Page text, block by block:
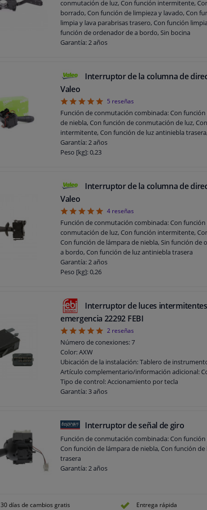
conmutación de luz, Con función intermitente,
borrado, Con función de limpieza y lavado, Con
limpia y lava parabrisas trasero, Con función
función de ordenador de a bordo, Sin bocina
Garantía: 2 años
Peso [kg]: 0,583Interruptor de la columna de
Valeo
55 reseñas
Función de conmutación combinada: Con función
de niebla, Con función de conmutación de luz,
intermitente, Con función de luz antiniebla
Garantía: 2 años
Peso [kg]: 0,23
Interruptor de la columna de
Valeo
54 reseñas
Función de conmutación combinada: Con función
conmutación de luz, Con función intermitente,
Con función de lámpara de niebla, Sin función de
a bordo, Con función de luz antiniebla trasera
Garantía: 2 años
Peso [kg]: 0,26
Interruptor de luces
emergencia 22292 FEBI
52 reseñas
Número de conexiones: 7
Color: AXW
Ubicación de la instalación: Tablero de
Artículo complementario/información adicional:
Tipo de control: Accionamiento por tecla
Garantía: 3 años
Interruptor de señal de giro
Función de conmutación combinada: Con
Con función de lámpara de niebla, Con función
trasera
Garantía: 2 años
30 días de cambios gratis Entrega rápida